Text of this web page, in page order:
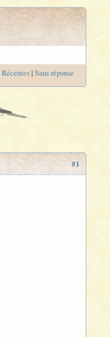
Récentes| Sans réponse
#1